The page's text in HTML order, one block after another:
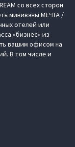
со всех сторон
минивэны МЕЧТА /
отелей или
«бизнес» из
вашим офисом на
В том числе и